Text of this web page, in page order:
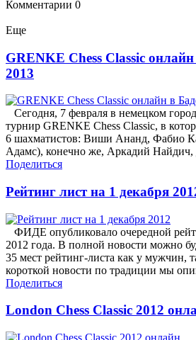
Комментарии 0
Еще
GRENKE Chess Classic
2013
Сегодня, 7 февраля в немецком
турнир GRENKE Chess Classic, в
6 шахматистов: Виши Ананд, Фабио
Адамс), конечно же, Аркадий Найдич,
Поделиться
Рейтинг лист на 1 декабря
ФИДЕ опубликовало очередной
2012 года. В полной новости можно
35 мест рейтинг-листа как у мужчин,
короткой новости по традиции мы
Поделиться
London Chess Classic 2012